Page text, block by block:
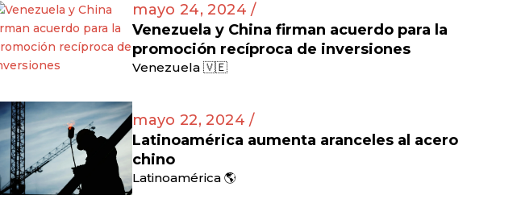
mayo 24, 2024 /
Venezuela y China firman acuerdo para la
promoción recíproca de inversiones
Venezuela 🇻🇪
mayo 22, 2024 /
Latinoamérica aumenta aranceles al acero
chino
Latinoamérica 🌎